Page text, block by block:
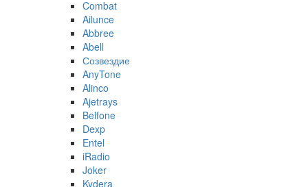
Combat
Ailunce
Abbree
Abell
Созвездие
AnyTone
Alinco
Ajetrays
Belfone
Dexp
Entel
iRadio
Joker
Kydera